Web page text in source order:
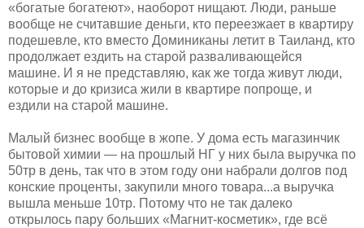
«богатые богатеют», наоборот нищают. Люди, раньше
вообще не считавшие деньги, кто переезжает в квартиру
подешевле, кто вместо Доминиканы летит в Таиланд, кто
продолжает ездить на старой разваливающейся
машине. И я не представляю, как же тогда живут люди,
которые и до кризиса жили в квартире попроще, и
ездили на старой машине.
Малый бизнес вообще в жопе. У дома есть магазинчик
бытовой химии — на прошлый НГ у них была выручка по
50тр в день, так что в этом году они набрали долгов под
конские проценты, закупили много товара...а выручка
вышла меньше 10тр. Потому что не так далеко
открылось пару больших «Магнит-косметик», где всё